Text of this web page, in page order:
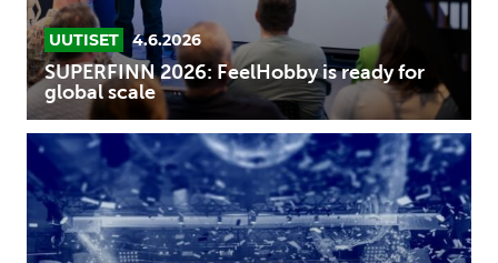
UUTISET 4.6.2026
SUPERFINN 2026: FeelHobby is ready for
global scale
Putting
Finland
on
the
Map: